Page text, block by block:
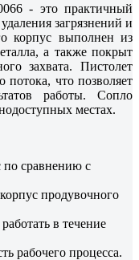
- это практичный
загрязнений и
корпус выполнен из
а также покрыт
захвата. Пистолет
потока, что позволяет
работы. Сопло
местах.
по сравнению с
продувочного
в течение
рабочего процесса.